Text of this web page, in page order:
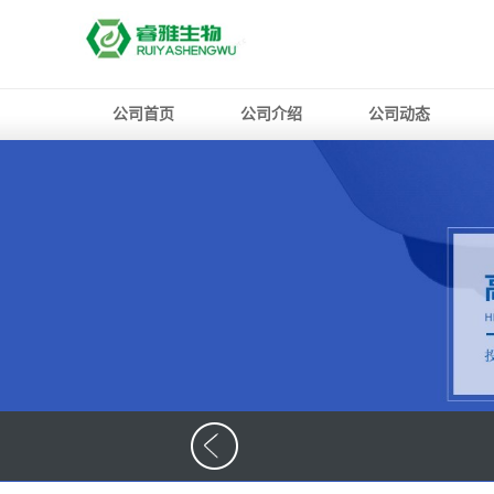
公司首页 公司介绍 公司动态